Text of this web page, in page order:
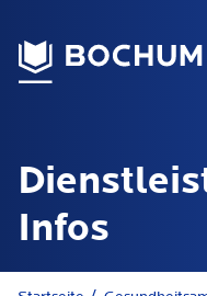
Infos
Übersetzung
Deutsch